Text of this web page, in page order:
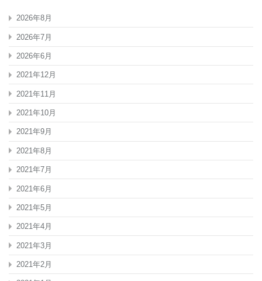
2026年8月
2026年7月
2026年6月
2021年12月
2021年11月
2021年10月
2021年9月
2021年8月
2021年7月
2021年6月
2021年5月
2021年4月
2021年3月
2021年2月